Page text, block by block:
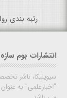
رتبه بندی
انتشارات بوم
سیویلیکا، ناشر
"اخبارعلمی" به